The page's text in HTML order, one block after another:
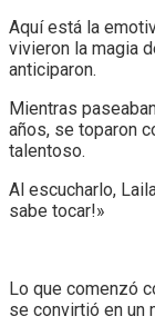
Aquí está la
vivieron la magia
anticiparon.
Mientras
años, se toparon
talentoso.
Al escucharlo,
sabe tocar!»
Lo que comenzó
se convirtió en un